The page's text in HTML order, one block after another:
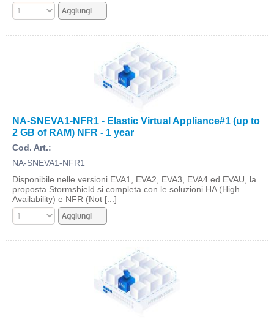
NA-SNEVA1-NFR1 - Elastic Virtual Appliance#1 (up to
2 GB of RAM) NFR - 1 year
Cod. Art.:
NA-SNEVA1-NFR1
Disponibile nelle versioni EVA1, EVA2, EVA3, EVA4 ed EVAU, la
proposta Stormshield si completa con le soluzioni HA (High
Availability) e NFR (Not [...]